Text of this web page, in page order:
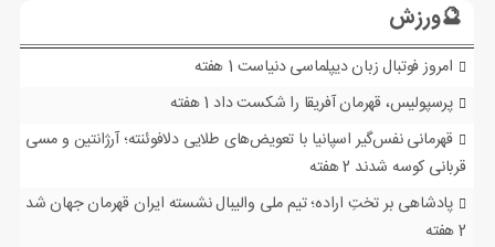
🔮ورزش
امروز فوتبال زبان دیپلماسی دنیاست 1 هفته
پرسپولیس، قهرمان آفریقا را شکست داد 1 هفته
قهرمانی نفس‌گیر اسپانیا با تعویض‌های طلایی دلافوئنته؛ آرژانتین و مسی
قربانی کوسه شدند 2 هفته
پادشاهی بر تختِ اراده؛ تیم ملی والیبال نشسته ایران قهرمان جهان شد
2 هفته